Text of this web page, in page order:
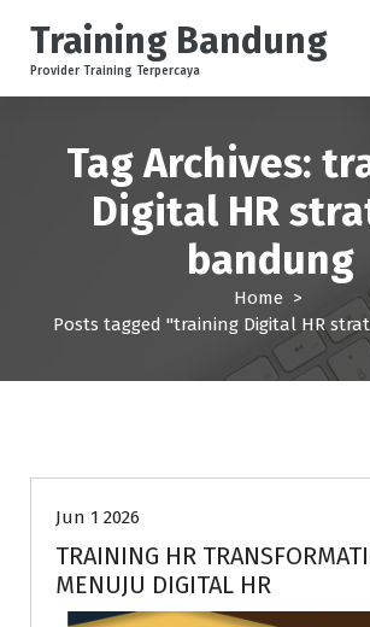
Training Bandung
Provider Training Terpercaya
Tag Archives:
Digital HR
bandung
Home >
Posts tagged "training Digital HR
Jun 1 2026
TRAINING HR
MENUJU DIGITAL HR